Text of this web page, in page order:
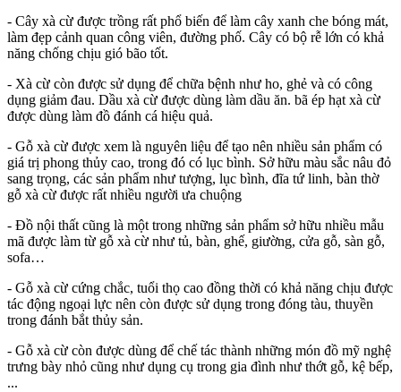
- Cây xà cừ được trồng rất phổ biến để làm cây xanh che bóng mát,
làm đẹp cảnh quan công viên, đường phố. Cây có bộ rễ lớn có khả
năng chống chịu gió bão tốt.
- Xà cừ còn được sử dụng để chữa bệnh như ho, ghẻ và có công
dụng giảm đau. Dầu xà cừ được dùng làm dầu ăn. bã ép hạt xà cừ
được dùng làm đồ đánh cá hiệu quả.
- Gỗ xà cừ được xem là nguyên liệu để tạo nên nhiều sản phẩm có
giá trị phong thủy cao, trong đó có lục bình. Sở hữu màu sắc nâu đỏ
sang trọng, các sản phẩm như tượng, lục bình, đĩa tứ linh, bàn thờ
gỗ xà cừ được rất nhiều người ưa chuộng
- Đồ nội thất cũng là một trong những sản phẩm sở hữu nhiều mẫu
mã được làm từ gỗ xà cừ như tủ, bàn, ghế, giường, cửa gỗ, sàn gỗ,
sofa…
- Gỗ xà cừ cứng chắc, tuổi thọ cao đồng thời có khả năng chịu được
tác động ngoại lực nên còn được sử dụng trong đóng tàu, thuyền
trong đánh bắt thủy sản.
- Gỗ xà cừ còn được dùng để chế tác thành những món đồ mỹ nghệ
trưng bày nhỏ cũng như dụng cụ trong gia đình như thớt gỗ, kệ bếp,
...